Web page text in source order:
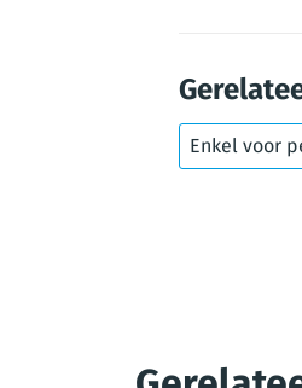
Enkel voor